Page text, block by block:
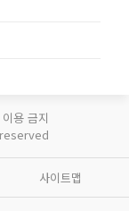
용 금지
사이트맵